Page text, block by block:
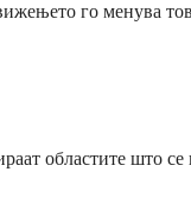
го менува
областите што